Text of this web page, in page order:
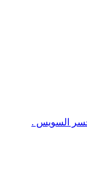
السويس .